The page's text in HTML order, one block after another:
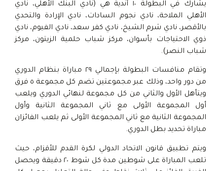
يشارك في البطولة ١٠ أندية هي (نادي البنك الأهلي، نادي
الأهلي الملاحة، نادي نجوم السادات، نادي الإرادة والتحدي
بالأقصر، نادي شرم الشيخ، نادي كفر سعد، نادي الفيوم، نادي
ذوي الاحتياجات بأسوان، مركز شباب حلمية الزيتون، مركز
شباب النصر).
وتقام منافسات البطولة بإجمالي ٢٩ مباراة بنظام الدوري
من دور واحد، وذلك عبر مجموعتين تضم كل مجموعة ٥ فرق
ويتأهل الأول والثاني من كل مجموعة لنهائي الدوري ويلعب
أول المجموعة الأولى مع ثاني المجموعة الثانية وأول
المجموعة الثانية مع ثاني المجموعة الأولى ثم يلعب الفائزان
مباراة تحديد بطل الدوري.
ويتم تطبيق قانون الاتحاد الدولي لكرة القدم للأقزام، حيث
تلعب المباراة على شوطين مدة كل شوط ٢٠ دقيقة ويحصل